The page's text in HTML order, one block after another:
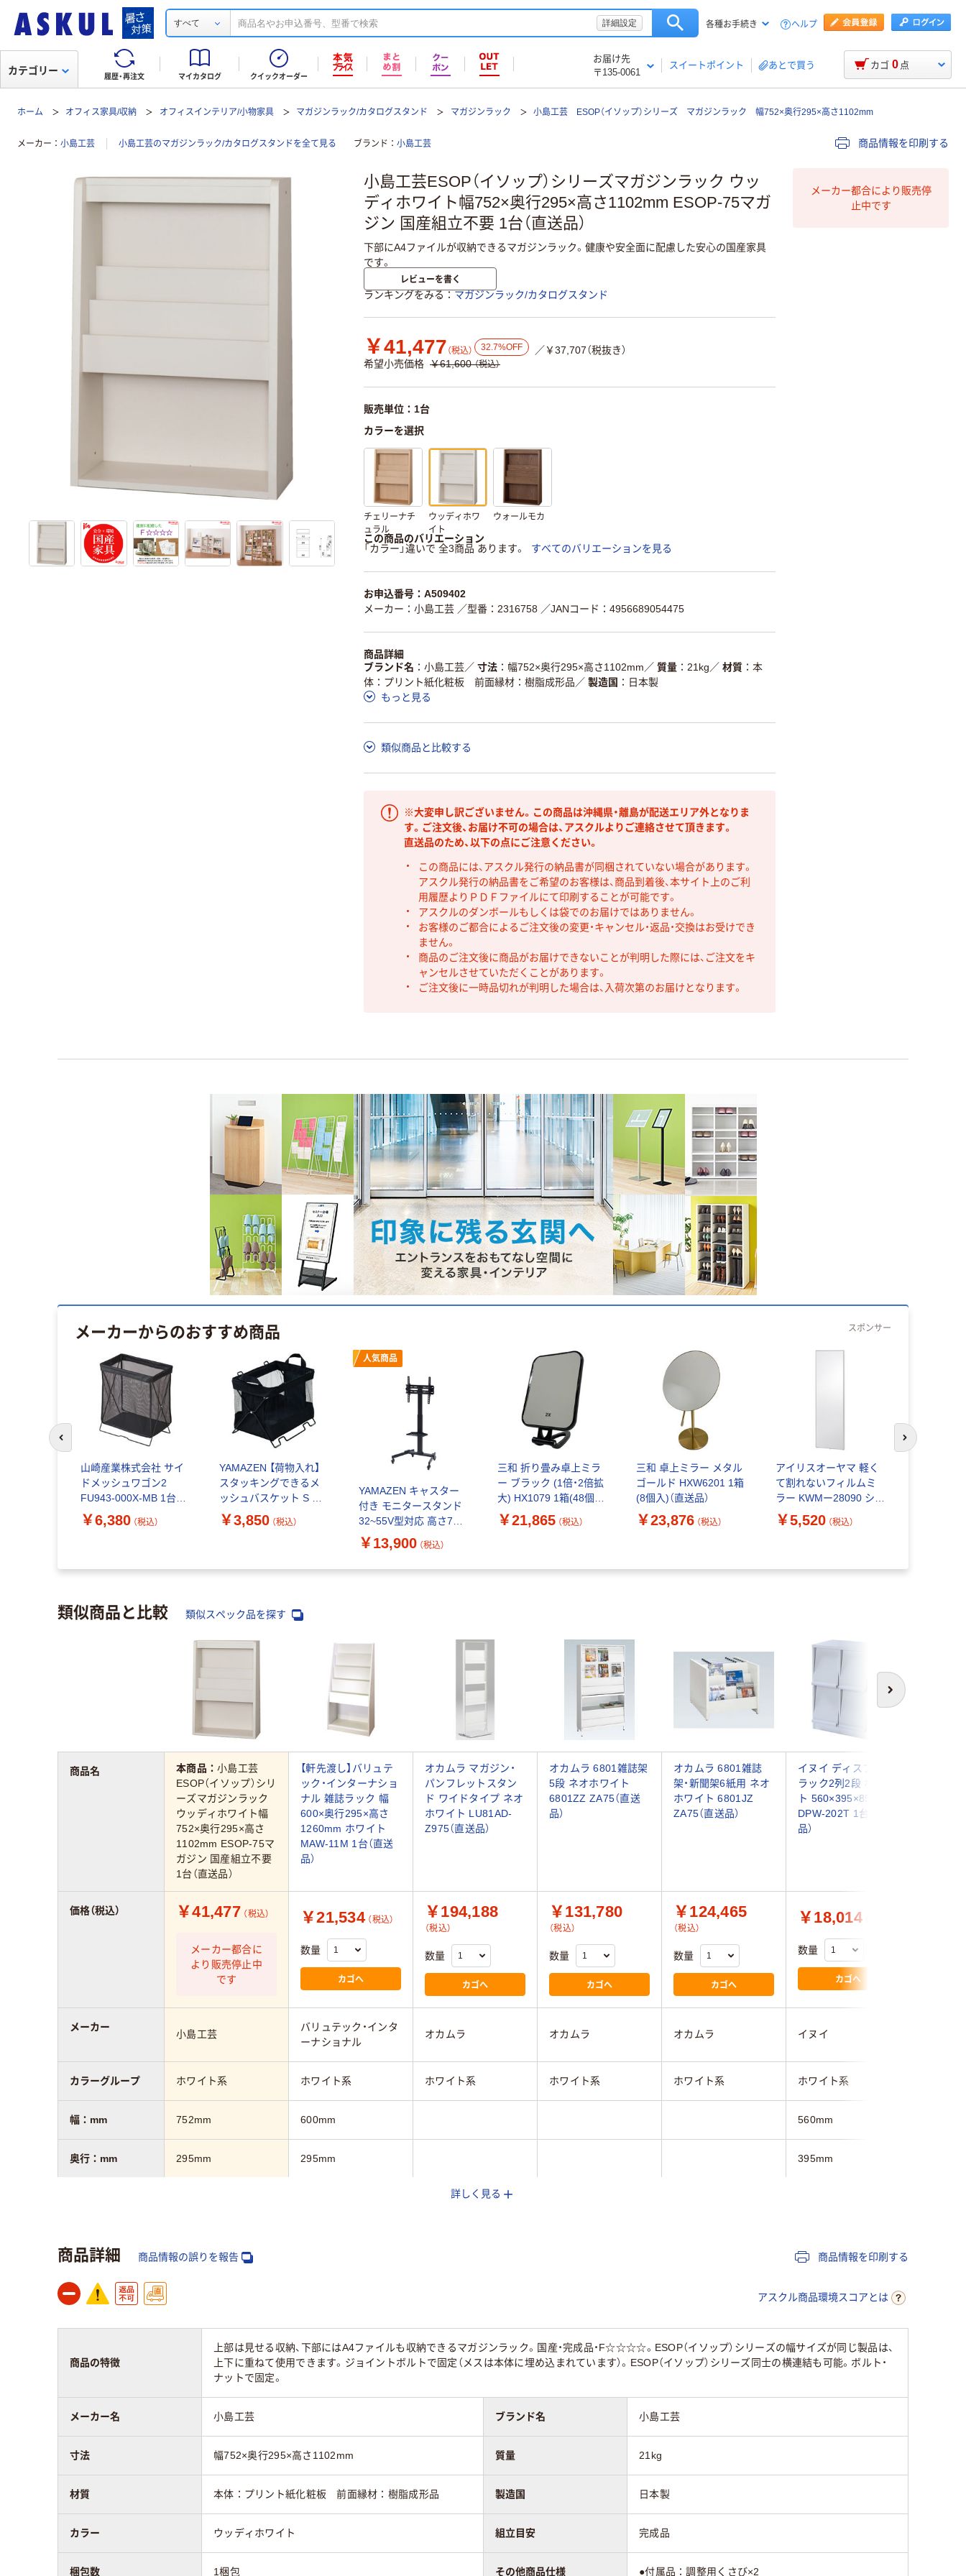
すべて 詳細設定 各種お手続き ヘルプ
履歴・再注文 マイカタログ クイックオーダー
お届け先
〒135-0061
スイートポイント あとで買う
カテゴリー カゴ 0 点
ホーム オフィス家具/収納 オフィスインテリア/小物家具 マガジンラック/カタログスタンド マガジンラック 小島工芸 ESOP（イソップ）シリーズ マガジンラック 幅752×奥行295×高さ1102mm
メーカー 小島工芸 小島工芸のマガジンラック/カタログスタンドを全て見る ブランド 小島工芸 商品情報を印刷する
小島工芸ESOP（イソップ）シリーズマガジンラック ウッ
ディホワイト幅752×奥行295×高さ1102mm ESOP-75マガ
ジン 国産組立不要 1台（直送品）
下部にA4ファイルが収納できるマガジンラック。健康や安全面に配慮した安心の国産家具
です。
レビューを書く
ランキングをみる マガジンラック/カタログスタンド
￥41,477 （税込） 32.7%OFF
／￥37,707（税抜き）
希望小売価格 ￥61,600 （税込）
販売単位：1台
カラーを選択
チェリーナチ
ュラル
ウッディホワ
イト
ウォールモカ
この商品のバリエーション
「カラー」違いで 全3商品 あります。
すべてのバリエーションを見る
お申込番号：A509402
メーカー：小島工芸 ／型番：2316758 ／JANコード：4956689054475
商品詳細
ブランド名
小島工芸／ 寸法 幅752×奥行295×高さ1102mm ／ 質量 21kg ／ 材質
本
体：プリント紙化粧板 前面縁材：樹脂成形品 ／ 製造国
日本製
もっと見る
類似商品と比較する
※大変申し訳ございません。この商品は沖縄県・離島が配送エリア外となりま
す。ご注文後、お届け不可の場合は、アスクルよりご連絡させて頂きます。
直送品のため、以下の点にご注意ください。
この商品には、アスクル発行の納品書が同梱されていない場合があります。
アスクル発行の納品書をご希望のお客様は、商品到着後、本サイト上のご利
用履歴よりＰＤＦファイルにて印刷することが可能です。
アスクルのダンボールもしくは袋でのお届けではありません。
お客様のご都合によるご注文後の変更・キャンセル・返品・交換はお受けでき
ません。
商品のご注文後に商品がお届けできないことが判明した際には、ご注文をキ
ャンセルさせていただくことがあります。
ご注文後に一時品切れが判明した場合は、入荷次第のお届けとなります。
メーカー都合により販売停
止中です
メーカーからのおすすめ商品 スポンサー
山崎産業株式会社 サイ
ドメッシュワゴン2
FU943-000X-MB 1台
（直送品）
￥6,380 （税込）
YAMAZEN 【荷物入れ】
スタッキングできるメ
ッシュバスケット S 折
りたたみ ブラック HTB-
2S(BK) 1個
￥3,850 （税込）
人気商品
YAMAZEN キャスター
付き モニタースタンド
32~55V型対応 高さ7段
階 上下角度調節 LBTS-
T680(BK) 1台
￥13,900 （税込）
三和 折り畳み卓上ミラ
ー ブラック (1倍・2倍拡
大) HX1079 1箱(48個
入)（直送品）
￥21,865 （税込）
三和 卓上ミラー メタル
ゴールド HXW6201 1箱
(8個入)（直送品）
￥23,876 （税込）
アイリスオーヤマ 軽く
て割れないフィルムミ
ラー KWMー28090 シル
バー 1台（直送品）
￥5,520 （税込）
前のスライドへ 次のスライド
類似商品と比較 類似スペック品を探す
次へ
本商品：小島工芸
ESOP（イソップ）シリ
ーズマガジンラック
ウッディホワイト幅
752×奥行295×高さ
1102mm ESOP-75マ
ガジン 国産組立不要
1台（直送品）
【軒先渡し】バリュテ
ック・インターナショ
ナル 雑誌ラック 幅
600×奥行295×高さ
1260mm ホワイト
MAW-11M 1台（直送
品）
オカムラ マガジン・
パンフレットスタン
ド ワイドタイプ ネオ
ホワイト LU81AD-
Z975（直送品）
オカムラ 6801雑誌架
5段 ネオホワイト
6801ZZ ZA75（直送
品）
オカムラ 6801雑誌
架・新聞架6紙用 ネオ
ホワイト 6801JZ
ZA75（直送品）
イヌイ ディスプレイ
ラック2列2段 ホワイ
ト 560×395×850mm
DPW-202T 1台（直送
品）
￥41,477 （税込）
メーカー都合に
より販売停止中
です
￥21,534 （税込）
数量
カゴへ
￥194,188
（税込）
数量
カゴへ
￥131,780
（税込）
数量
カゴへ
￥124,465
（税込）
数量
カゴへ
￥18,014
数量
カゴへ
小島工芸
バリュテック・インタ
ーナショナル
オカムラ オカムラ オカムラ イヌイ
ホワイト系 ホワイト系 ホワイト系 ホワイト系 ホワイト系 ホワイト系
752mm 600mm 560mm
295mm 295mm 395mm
商品名
価格（税込）
メーカー
カラーグループ
幅：mm
奥行：mm
詳しく見る
商品詳細 商品情報の誤りを報告 商品情報を印刷する
アスクル商品環境スコアとは
商品の特徴
上部は見せる収納、下部にはA4ファイルも収納できるマガジンラック。国産・完成品・F☆☆☆☆。ESOP（イソップ）シリーズの幅サイズが同じ製品は、
上下に重ねて使用できます。ジョイントボルトで固定（メスは本体に埋め込まれています）。ESOP（イソップ）シリーズ同士の横連結も可能。ボルト・
ナットで固定。
メーカー名 小島工芸 ブランド名 小島工芸
寸法 幅752×奥行295×高さ1102mm 質量 21kg
材質 本体：プリント紙化粧板 前面縁材：樹脂成形品 製造国 日本製
カラー ウッディホワイト 組立目安 完成品
梱包数 1梱包 その他商品仕様 ●付属品：調整用くさび×2